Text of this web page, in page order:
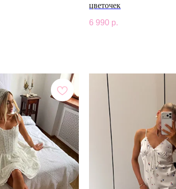
цветочек
6 990 р.